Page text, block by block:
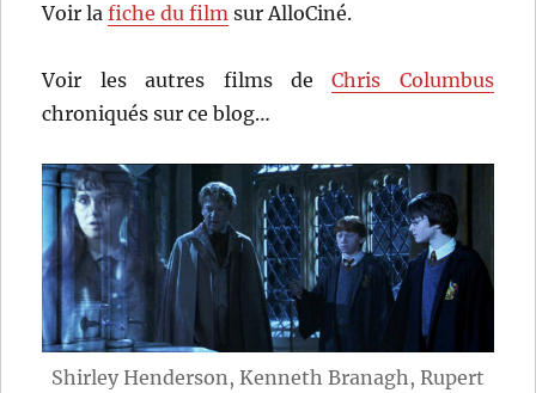
Voir lafiche du film sur AlloCiné.
Voir les autres films deChris Columbus
chroniqués sur ce blog…
Shirley Henderson, Kenneth Branagh, Rupert